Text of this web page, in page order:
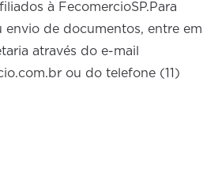
à FecomercioSP.Para
envio de documentos, entre em
através do e-mail
ou do telefone (11)